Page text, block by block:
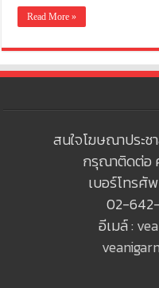
Read More »
สนใจโฆษณาประ
กรุณาติดต่อ
เบอร์โทรศั
02-
อีเมล์ :